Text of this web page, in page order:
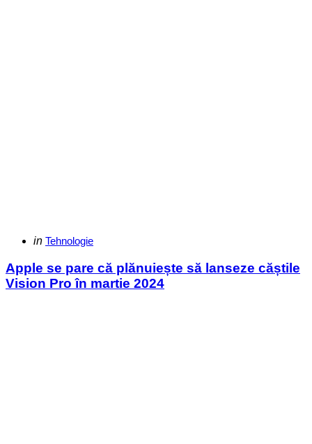
Categories
Posted
in Tehnologie
Apple se pare că plănuiește să lanseze căștile
Vision Pro în martie 2024